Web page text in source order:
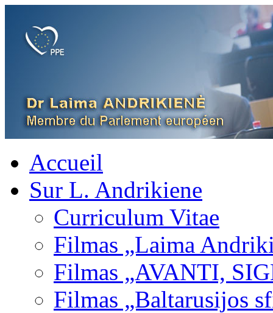
Accueil
Sur L. Andrikiene
Curriculum Vitae
Filmas „Laima
Filmas „AVANTI,
Filmas „Baltarusijos